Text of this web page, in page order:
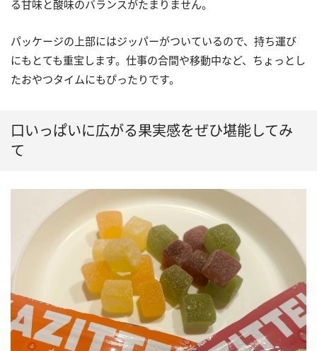
る甘味と酸味のバランスがたまりません。
パッケージの上部にはジッパーがついているので、持ち運び
にもとても重宝します。仕事の合間や移動中など、ちょっとし
たおやつタイムにもぴったりです。
口いっぱいに広がる果実感をぜひ堪能してみ
て